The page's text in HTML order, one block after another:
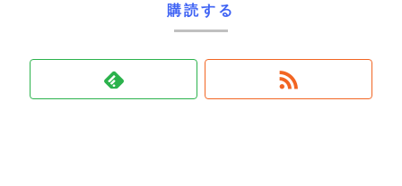
購読する